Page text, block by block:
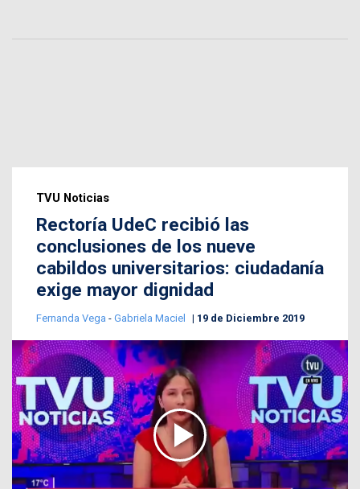
TVU Noticias
Rectoría UdeC recibió las
conclusiones de los nueve
cabildos universitarios: ciudadanía
exige mayor dignidad
Fernanda Vega - Gabriela Maciel 19 de Diciembre 2019